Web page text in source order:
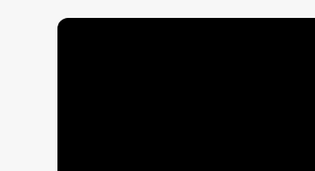
Жаңалықтар